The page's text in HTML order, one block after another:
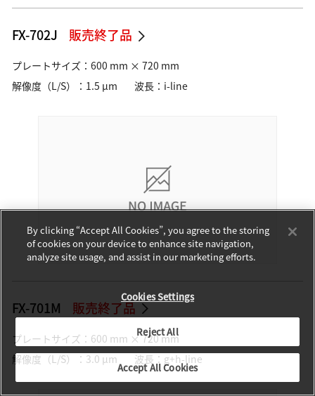
FX-702J 販売終了品
プレートサイズ：600 mm × 720 mm
解像度（L/S）：1.5 µm
波長：i-line
FX-701M 販売終了品
プレートサイズ：600 mm × 720 mm
解像度（L/S）：3.0 µm
波長：g+h-line
By clicking “Accept All Cookies”, you agree to the storing
of cookies on your device to enhance site navigation,
analyze site usage, and assist in our marketing efforts.
Cookies Settings
Reject All
Accept All Cookies